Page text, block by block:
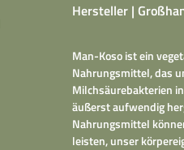
Hersteller |
Man-Koso ist ein
Nahrungsmittel, das
Milchsäurebakterien
äußerst aufwendig
Nahrungsmittel
leisten, unser